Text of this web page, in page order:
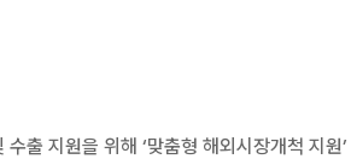
출 지원을 위해 ‘맞춤형 해외시장개척 지